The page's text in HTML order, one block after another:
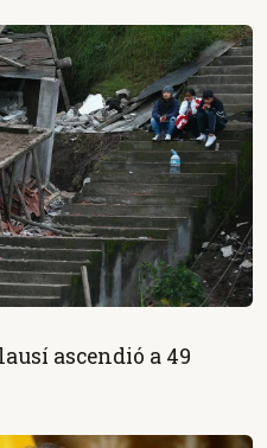
ascendió a 49
Amazonia Ecuatoriana
¿En que consiste la
tasa minera que rige en
Ecuador?